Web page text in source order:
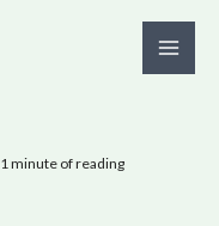
1 minute of reading